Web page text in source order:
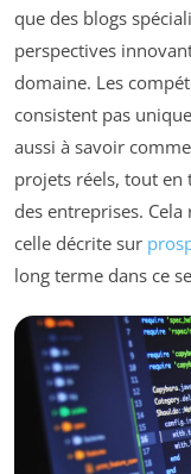
que des blogs
perspectives
domaine. Les
consistent pas
aussi à savoir
projets réels, tout en
des entreprises.
celle décrite sur
long terme dans ce